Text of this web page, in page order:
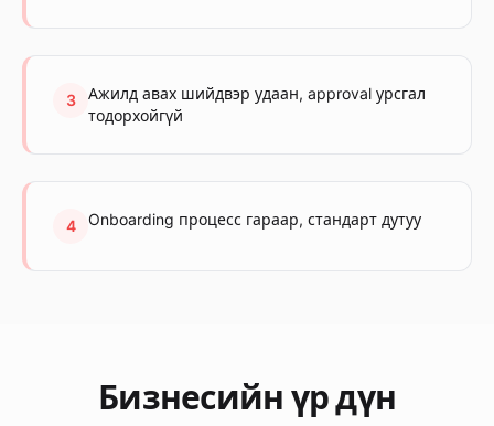
3
Ажилд авах шийдвэр удаан, approval урсгал
тодорхойгүй
4 Onboarding процесс гараар, стандарт дутуу
Бизнесийн үр дүн